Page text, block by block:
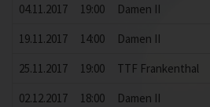
04.11.2017
19:00 Damen II
19.11.2017
14:00 Damen II
25.11.2017
19:00 TTF Frankenthal
02.12.2017
18:00 Damen II